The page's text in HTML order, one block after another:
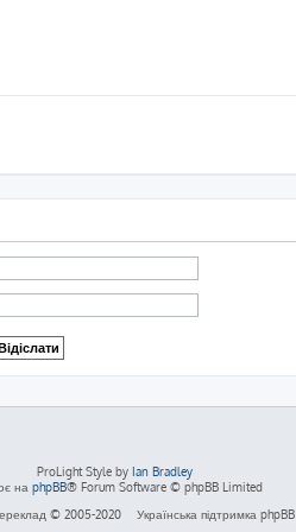
ProLight Style by Ian Bradley
на phpBB® Forum Software © phpBB Limited
© 2005-2020
Українська підтримка phpBB